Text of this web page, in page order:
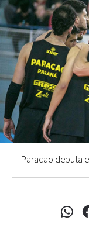
Paracao debuta